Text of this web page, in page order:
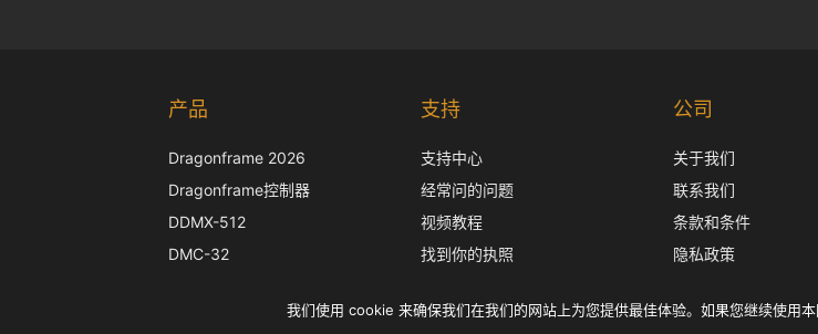
产品
Dragonframe 2026
Dragonframe控制器
DDMX-512
DMC-32
支持
支持中心
经常问的问题
视频教程
找到你的执照
公司
关于我们
联系我们
条款和条件
隐私政策
我们使用 cookie 来确保我们在我们的网站上为您提供最佳体验。如果您继续使用本